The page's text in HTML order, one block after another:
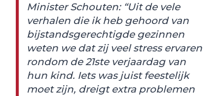
Minister Schouten: “Uit de vele
verhalen die ik heb gehoord van
bijstandsgerechtigde gezinnen
weten we dat zij veel stress ervaren
rondom de 21ste verjaardag van
hun kind. Iets was juist feestelijk
moet zijn, dreigt extra problemen